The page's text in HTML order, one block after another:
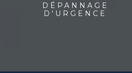
DÉPANNAGE
D'URGENCE